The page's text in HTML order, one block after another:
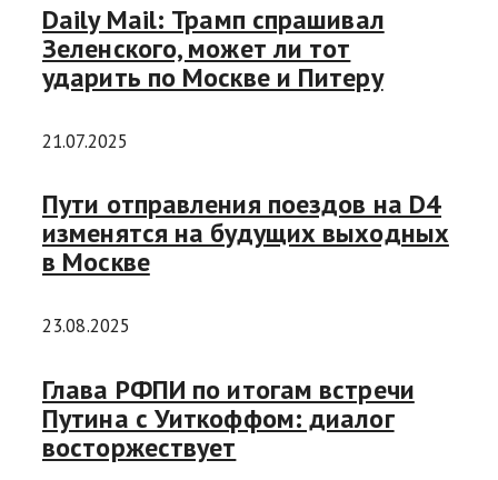
Daily Mail: Трамп спрашивал
Зеленского, может ли тот
ударить по Москве и Питеру
21.07.2025
Пути отправления поездов на D4
изменятся на будущих выходных
в Москве
23.08.2025
Глава РФПИ по итогам встречи
Путина с Уиткоффом: диалог
восторжествует